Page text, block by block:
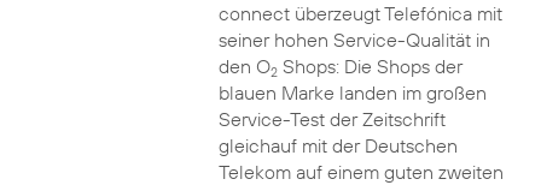
connect überzeugt Telefónica mit
seiner hohen Service-Qualität in
den O2Shops: Die Shops der
blauen Marke landen im großen
Service-Test der Zeitschrift
gleichauf mit der Deutschen
Telekom auf einem guten zweiten